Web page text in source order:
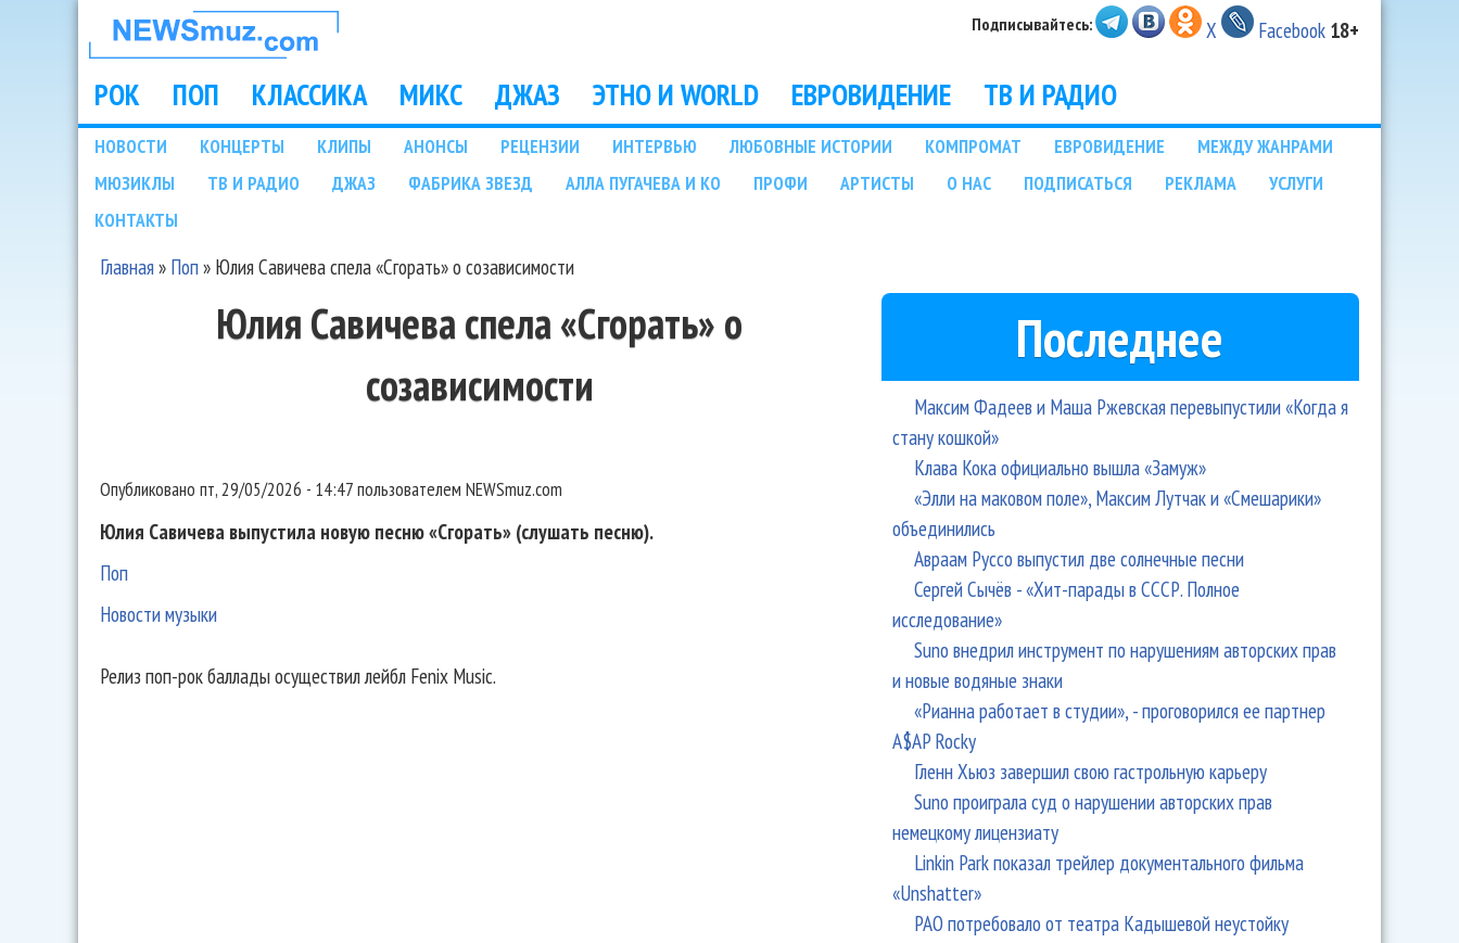
НОВОСТИ
МУЗЫКИ И
ШОУ БИЗНЕСА
NEWSMUZ.COM
Подписывайтесь: X Facebook 18+
Main menu
РОК ПОП КЛАССИКА МИКС ДЖАЗ ЭТНО И WORLD ЕВРОВИДЕНИЕ ТВ И РАДИО
Подразделы
НОВОСТИ КОНЦЕРТЫ КЛИПЫ АНОНСЫ РЕЦЕНЗИИ ИНТЕРВЬЮ ЛЮБОВНЫЕ ИСТОРИИ КОМПРОМАТ ЕВРОВИДЕНИЕ
МЕЖДУ ЖАНРАМИ
МЮЗИКЛЫ
ТВ И РАДИО ДЖАЗ ФАБРИКА ЗВЕЗД АЛЛА ПУГАЧЕВА И КО ПРОФИ АРТИСТЫ О НАС ПОДПИСАТЬСЯ РЕКЛАМА
УСЛУГИ
КОНТАКТЫ
Главная» Поп» Юлия Савичева спела «Сгорать» о созависимости
Юлия Савичева спела «Сгорать» о
созависимости
Опубликовано пт, 29/05/2026 - 14:47пользователем NEWSmuz.com
Юлия Савичева выпустила новую песню «Сгорать» (слушать песню).
Поп
Новости музыки
Релиз поп-рок баллады осуществил лейбл Fenix Music.
Последнее
Максим Фадеев и Маша Ржевская перевыпустили «Когда я
стану кошкой»
Клава Кока официально вышла «Замуж»
«Элли на маковом поле», Максим Лутчак и «Смешарики»
объединились
Авраам Руссо выпустил две солнечные песни
Сергей Сычёв - «Хит-парады в СССР. Полное
исследование»
Suno внедрил инструмент по нарушениям авторских прав
и новые водяные знаки
«Рианна работает в студии», - проговорился ее партнер
A$AP Rocky
Гленн Хьюз завершил свою гастрольную карьеру
Suno проиграла суд о нарушении авторских прав
немецкому лицензиату
Linkin Park показал трейлер документального фильма
«Unshatter»
РАО потребовало от театра Кадышевой неустойку